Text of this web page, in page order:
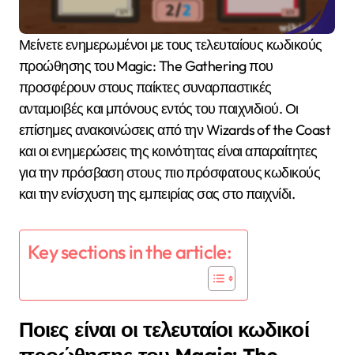
Μείνετε ενημερωμένοι με τους τελευταίους κωδικούς
προώθησης του Magic: The Gathering που
προσφέρουν στους παίκτες συναρπαστικές
ανταμοιβές και μπόνους εντός του παιχνιδιού. Οι
επίσημες ανακοινώσεις από την Wizards of the Coast
και οι ενημερώσεις της κοινότητας είναι απαραίτητες
για την πρόσβαση στους πιο πρόσφατους κωδικούς
και την ενίσχυση της εμπειρίας σας στο παιχνίδι.
Key sections in the article:
Ποιες είναι οι τελευταίοι κωδικοί